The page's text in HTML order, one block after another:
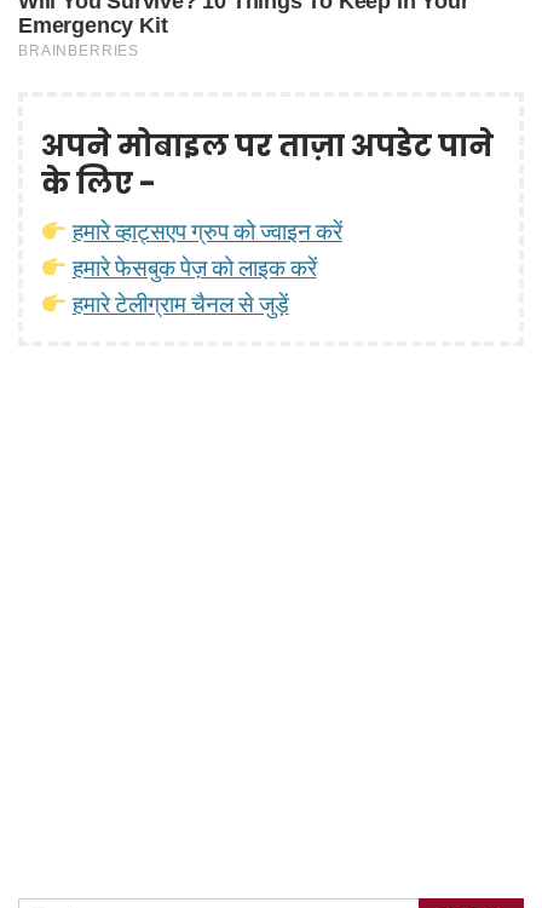
अपने मोबाइल पर ताज़ा अपडेट पाने
के लिए -
हमारे व्हाट्सएप ग्रुप को ज्वाइन करें
हमारे फेसबुक पेज़ को लाइक करें
हमारे टेलीग्राम चैनल से जुड़ें